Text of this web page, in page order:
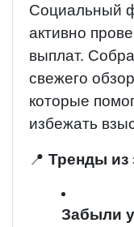
Социальный
активно
выплат.
свежего
которые
избежать
📍 Тренды из
Забыли